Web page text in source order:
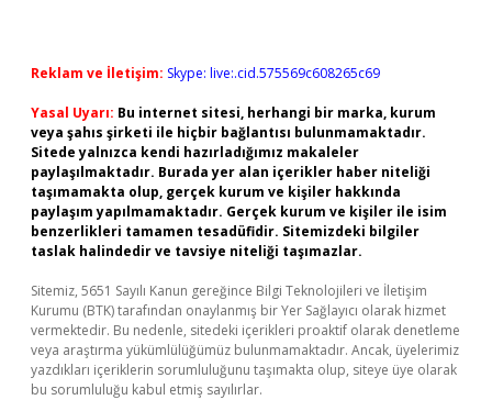
Reklam ve İletişim: Skype: live:.cid.575569c608265c69
Yasal Uyarı: Bu internet sitesi, herhangi bir marka, kurum
veya şahıs şirketi ile hiçbir bağlantısı bulunmamaktadır.
Sitede yalnızca kendi hazırladığımız makaleler
paylaşılmaktadır. Burada yer alan içerikler haber niteliği
taşımamakta olup, gerçek kurum ve kişiler hakkında
paylaşım yapılmamaktadır. Gerçek kurum ve kişiler ile isim
benzerlikleri tamamen tesadüfidir. Sitemizdeki bilgiler
taslak halindedir ve tavsiye niteliği taşımazlar.
Sitemiz, 5651 Sayılı Kanun gereğince Bilgi Teknolojileri ve İletişim
Kurumu (BTK) tarafından onaylanmış bir Yer Sağlayıcı olarak hizmet
vermektedir. Bu nedenle, sitedeki içerikleri proaktif olarak denetleme
veya araştırma yükümlülüğümüz bulunmamaktadır. Ancak, üyelerimiz
yazdıkları içeriklerin sorumluluğunu taşımakta olup, siteye üye olarak
bu sorumluluğu kabul etmiş sayılırlar.